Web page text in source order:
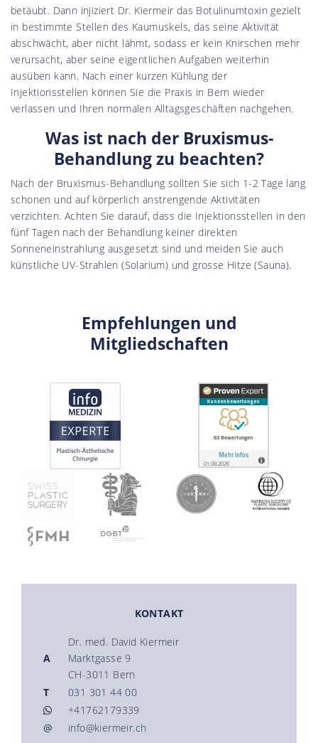
betäubt. Dann injiziert Dr. Kiermeir das Botulinumtoxin gezielt
in bestimmte Stellen des Kaumuskels, das seine Aktivität
abschwächt, aber nicht lähmt, sodass er kein Knirschen mehr
verursacht, aber seine eigentlichen Aufgaben weiterhin
ausüben kann. Nach einer kurzen Kühlung der
Injektionsstellen können Sie die Praxis in Bern wieder
verlassen und Ihren normalen Alltagsgeschäften nachgehen.
Was ist nach der Bruxismus-
Behandlung zu beachten?
Nach der Bruxismus-Behandlung sollten Sie sich 1-2 Tage lang
schonen und auf körperlich anstrengende Aktivitäten
verzichten. Achten Sie darauf, dass die Injektionsstellen in den
fünf Tagen nach der Behandlung keiner direkten
Sonneneinstrahlung ausgesetzt sind und meiden Sie auch
künstliche UV-Strahlen (Solarium) und grosse Hitze (Sauna).
Empfehlungen und
Mitgliedschaften
KONTAKT
A
Dr. med. David Kiermeir
Marktgasse 9
CH-3011 Bern
T
031 301 44 00
+41762179339
@
info@kiermeir.ch